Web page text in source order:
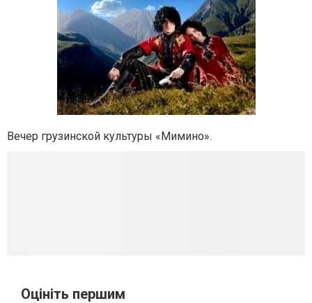
Вечер грузинской культуры «Мимино».
Оцініть першим